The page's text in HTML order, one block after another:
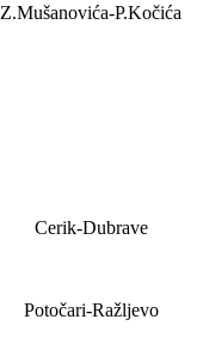
Z.Mušanovića-P.Kočića
Cerik-Dubrave
Potočari-Ražljevo